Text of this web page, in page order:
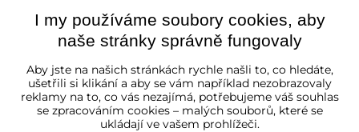
I my používáme soubory cookies, aby
naše stránky správně fungovaly
Aby jste na našich stránkách rychle našli to, co hledáte,
ušetřili si klikání a aby se vám například nezobrazovaly
reklamy na to, co vás nezajímá, potřebujeme váš souhlas
se zpracováním cookies – malých souborů, které se
ukládají ve vašem prohlížeči.